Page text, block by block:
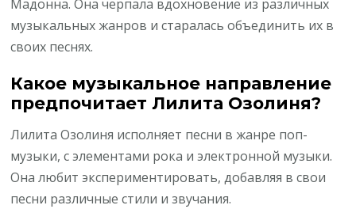
Мадонна. Она черпала вдохновение из различных
музыкальных жанров и старалась объединить их в
своих песнях.
Какое музыкальное направление
предпочитает Лилита Озолиня?
Лилита Озолиня исполняет песни в жанре поп-
музыки, с элементами рока и электронной музыки.
Она любит экспериментировать, добавляя в свои
песни различные стили и звучания.